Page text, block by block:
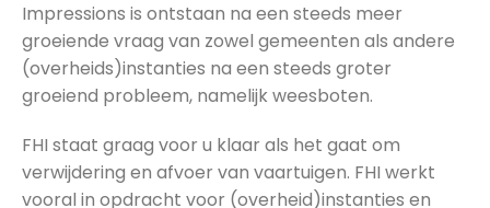
Impressions is ontstaan na een steeds meer
groeiende vraag van zowel gemeenten als andere
(overheids)instanties na een steeds groter
groeiend probleem, namelijk weesboten.
FHI staat graag voor u klaar als het gaat om
verwijdering en afvoer van vaartuigen. FHI werkt
vooral in opdracht voor (overheid)instanties en